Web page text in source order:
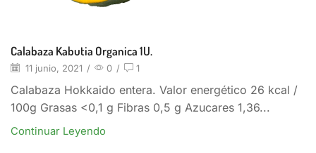
Calabaza Kabutia Organica 1U.
11 junio, 2021 / 0 / 1
Calabaza Hokkaido entera. Valor energético 26 kcal /
100g Grasas <0,1 g Fibras 0,5 g Azucares 1,36...
Continuar Leyendo